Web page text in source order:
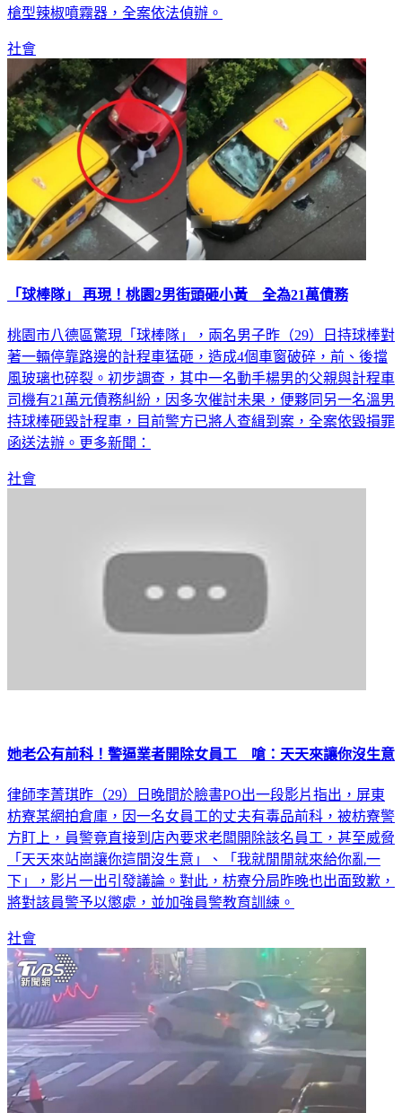
槍型辣椒噴霧器，全案依法偵辦。
社會
「球棒隊」 再現！桃園2男街頭砸小黃 全為21萬債務
桃園市八德區驚現「球棒隊」，兩名男子昨（29）日持球棒對
著一輛停靠路邊的計程車猛砸，造成4個車窗破碎，前、後擋
風玻璃也碎裂。初步調查，其中一名動手楊男的父親與計程車
司機有21萬元債務糾紛，因多次催討未果，便夥同另一名溫男
持球棒砸毀計程車，目前警方已將人查緝到案，全案依毀損罪
函送法辦。更多新聞：
社會
她老公有前科！警逼業者開除女員工 嗆：天天來讓你沒生意
律師李菁琪昨（29）日晚間於臉書PO出一段影片指出，屏東
枋寮某網拍倉庫，因一名女員工的丈夫有毒品前科，被枋寮警
方盯上，員警竟直接到店內要求老闆開除該名員工，甚至威脅
「天天來站崗讓你這間沒生意」、「我就閒閒就來給你亂一
下」，影片一出引發議論。對此，枋寮分局昨晚也出面致歉，
將對該員警予以懲處，並加強員警教育訓練。
社會